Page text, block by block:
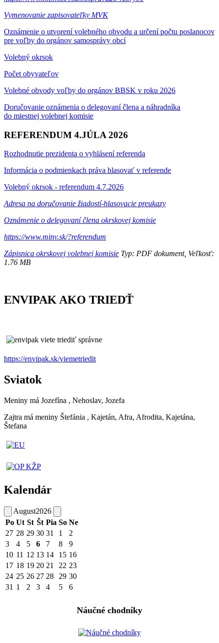
Vymenovanie zapisovateľky MVK
Oznámenie o utvorení volebného obvodu a určení počtu poslanocov
pre voľby do orgánov samosprávy obcí
Volebný okrsok
Počet obyvateľov
Volebné obvody voľby do orgánov BBSK v roku 2026
Doručovanie oznámenia o delegovaní člena a náhradníka
do miestnej volebnej komisie
REFERENDUM 4.JÚLA 2026
Rozhodnutie prezidenta o vyhlásení referenda
Informácia o podmienkach práva hlasovať v referende
Volebný okrsok - referendum 4.7.2026
Adresa na doručovanie žiadostí-hlasovacie preukazy
Oznámenie o delegovaní člena okrskovej komisie
https://www.minv.sk/?referendum
Zápisnica okrskovej volebnej komisie Typ: PDF dokument, Veľkosť:
1.76 MB
ENVIPAK AKO TRIEDŤ
https://envipak.sk/viemetriedit
Sviatok
Meniny má Jozefína , Nehoslav, Jozefa
Zajtra má meniny Štefánia , Kajetán, Afra, Afrodita, Kajetána,
Štefana
Kalendár
August2026
Po Ut St Št Pia So Ne
27 28 29 30 31 1
2
3
4 5 6 7 8
9
10 11 12 13 14 15 16
17 18 19 20 21 22 23
24 25 26 27 28 29 30
31 1 2 3 4 5 6
Náučné chodníky